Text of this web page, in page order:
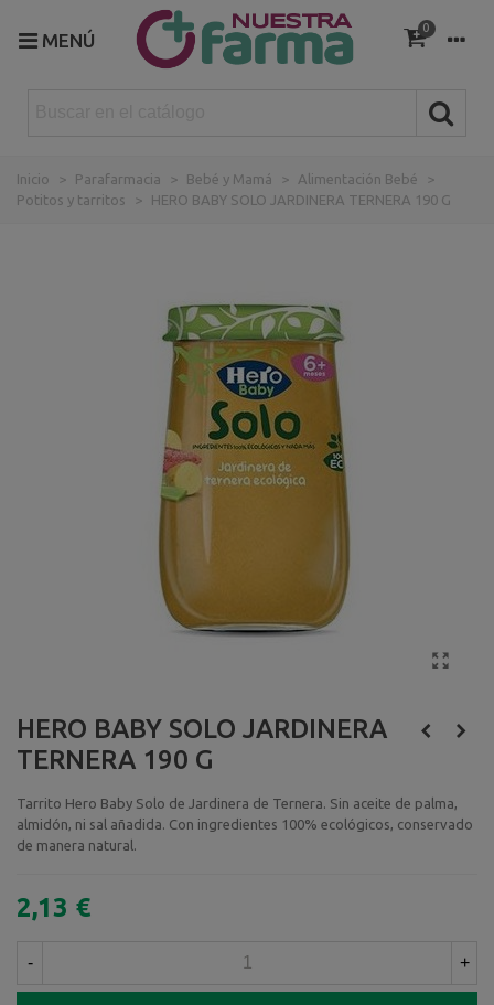
MENÚ
0
Inicio > Parafarmacia > Bebé y Mamá > Alimentación Bebé
>
Potitos y tarritos
> HERO BABY SOLO JARDINERA TERNERA 190 G
HERO BABY SOLO JARDINERA
TERNERA 190 G
Tarrito Hero Baby Solo de Jardinera de Ternera. Sin aceite de palma,
almidón, ni sal añadida. Con ingredientes 100% ecológicos, conservado
de manera natural.
2,13 €
- +